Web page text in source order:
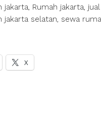
jakarta, Rumah jakarta,
jakarta selatan, sewa
X